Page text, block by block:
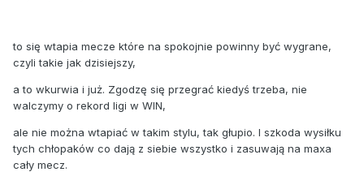
to się wtapia mecze które na spokojnie powinny być wygrane,
czyli takie jak dzisiejszy,
a to wkurwia i już. Zgodzę się przegrać kiedyś trzeba, nie
walczymy o rekord ligi w WIN,
ale nie można wtapiać w takim stylu, tak głupio. I szkoda wysiłku
tych chłopaków co dają z siebie wszystko i zasuwają na maxa
cały mecz.